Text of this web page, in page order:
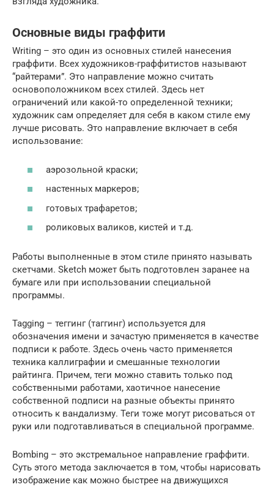
Основные виды граффити
Writing – это один из основных стилей нанесения
граффити. Всех художников-граффитистов называют
“райтерами”. Это направление можно считать
основоположником всех стилей. Здесь нет
ограничений или какой-то определенной техники;
художник сам определяет для себя в каком стиле ему
лучше рисовать. Это направление включает в себя
использование:
аэрозольной краски;
настенных маркеров;
готовых трафаретов;
роликовых валиков, кистей и т.д.
Работы выполненные в этом стиле принято называть
скетчами. Sketch может быть подготовлен заранее на
бумаге или при использовании специальной
программы.
Tagging – теггинг (таггинг) используется для
обозначения имени и зачастую применяется в качестве
подписи к работе. Здесь очень часто применяется
техника каллиграфии и смешанные технологии
райтинга. Причем, теги можно ставить только под
собственными работами, хаотичное нанесение
собственной подписи на разные объекты принято
относить к вандализму. Теги тоже могут рисоваться от
руки или подготавливаться в специальной программе.
Bombing – это экстремальное направление граффити.
Суть этого метода заключается в том, чтобы нарисовать
изображение как можно быстрее на движущихся